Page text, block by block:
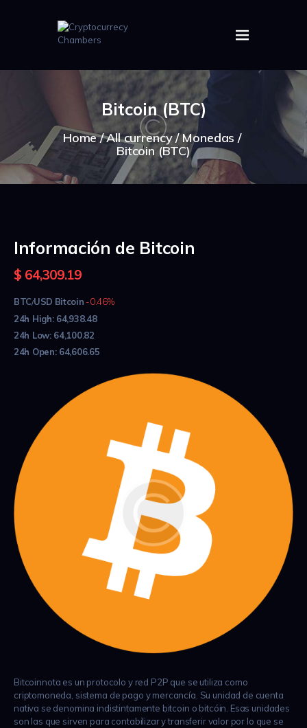
Bitcoin (BTC)
Home All currency
Monedas
Bitcoin (BTC)
HOME
ABOUT US
IMAGES
ARTICLES
CRYPTOS
Información de Bitcoin
$ 64,309.19
BTC/USD Bitcoin -0.46%
24h High: 64,938.48
24h Low: 64,100.82
24h Open: 64,606.65
Bitcoinnota es un protocolo y red P2P que se utiliza como
criptomoneda, sistema de pago y mercancía. Su unidad de cuenta
nativa se denomina indistintamente bitcoin o bitcóin. Esas unidades
son las que sirven para contabilizar y transferir valor por lo que se